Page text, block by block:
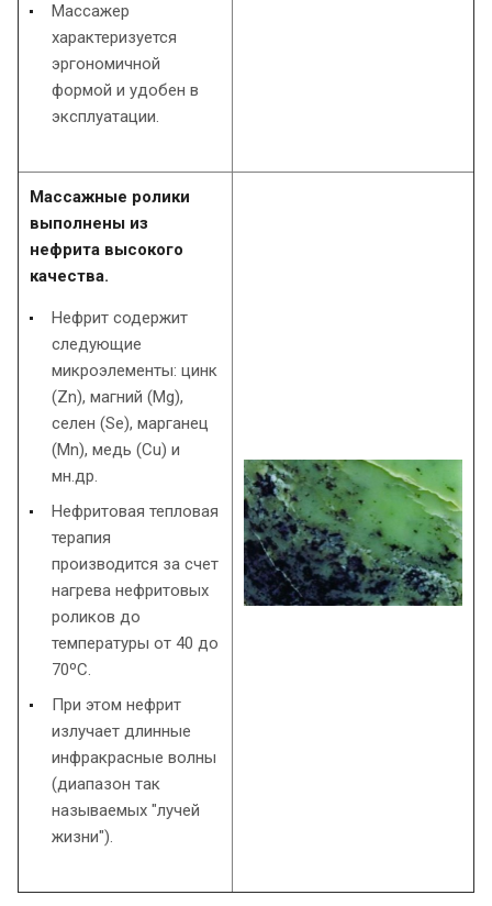
Массажер
характеризуется
эргономичной
формой и удобен в
эксплуатации.
Массажные ролики
выполнены из
нефрита высокого
качества.
Нефрит содержит
следующие
микроэлементы: цинк
(Zn), магний (Mg),
селен (Se), марганец
(Mn), медь (Сu) и
мн.др.
Нефритовая тепловая
терапия
производится за счет
нагрева нефритовых
роликов до
температуры от 40 до
70ºС.
При этом нефрит
излучает длинные
инфракрасные волны
(диапазон так
называемых "лучей
жизни").